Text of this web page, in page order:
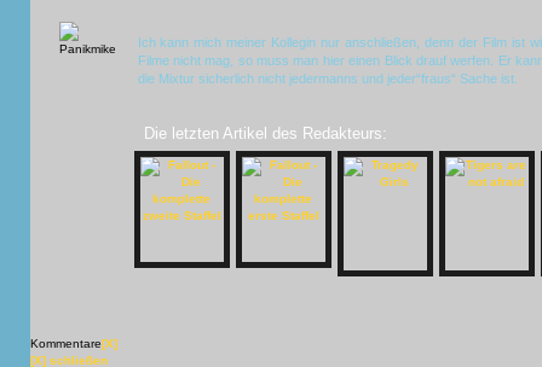
Ich kann mich meiner Kollegin nur anschließen, denn der Film ist
Filme nicht mag, so muss man hier einen Blick drauf werfen. Er
die Mixtur sicherlich nicht jedermanns und jeder“fraus“ Sache ist.
Die letzten Artikel des Redakteurs:
Kommentare[X]
[X] schließen